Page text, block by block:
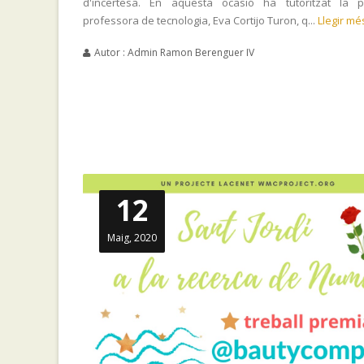
professora de tecnologia, Eva Cortijo Turon, q... Llegir
Autor : Admin Ramon Berenguer IV
12
Maig, 2020